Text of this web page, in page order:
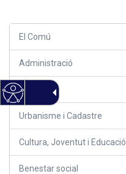
El Comú
Administració
Finances
Urbanisme i Cadastre
Cultura, Joventut i Educació
Benestar social